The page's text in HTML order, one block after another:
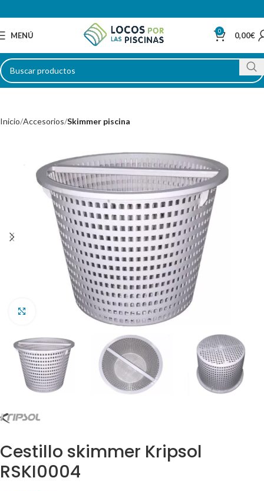
MENÚ 0 0,00€
Inicio Accesorios Skimmer piscina
Clic para ampliar
Cestillo skimmer Kripsol
RSKI0004